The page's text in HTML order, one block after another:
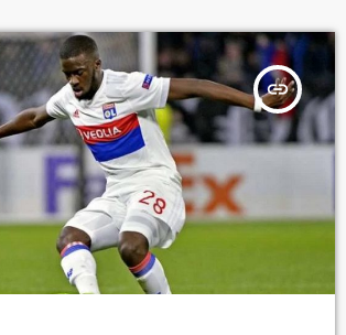
l'été dernier, l'international croate a su se faire
insert_link